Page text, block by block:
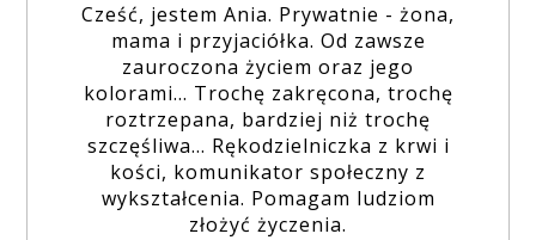
Cześć, jestem Ania. Prywatnie - żona,
mama i przyjaciółka. Od zawsze
zauroczona życiem oraz jego
kolorami... Trochę zakręcona, trochę
roztrzepana, bardziej niż trochę
szczęśliwa... Rękodzielniczka z krwi i
kości, komunikator społeczny z
wykształcenia. Pomagam ludziom
złożyć życzenia.